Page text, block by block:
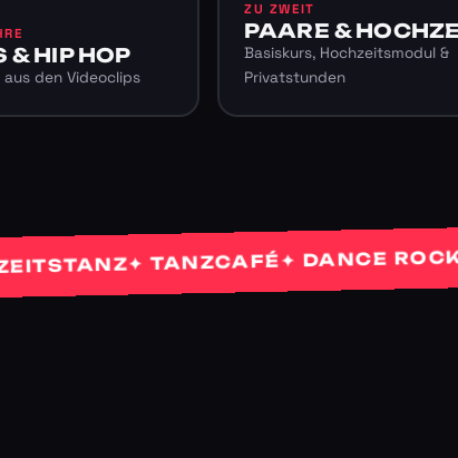
& HIP HOP
aus den Videoclips
ZU ZWEIT
PAARE &
Basiskurs, Hochzeitsmodul &
Privatstunden
✦ TANZCAFÉ✦ DANCE ROCKETS✦